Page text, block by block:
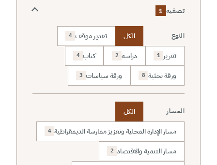
تصفية 1
النوع الكل تقدير موقف 4
تقرير 1 دراسة 2 كتاب 4
ورقة بحثية 8 ورقة سياسات 3
المسار
الكل
مسار الإدارة المحلية وتعزيز ممارسة الديمقراطية 4
مسار التنمية والاقتصاد 2